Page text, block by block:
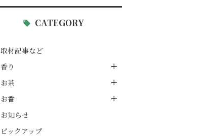
CATEGORY
取材記事など
香り
お茶
お香
お知らせ
ピックアップ